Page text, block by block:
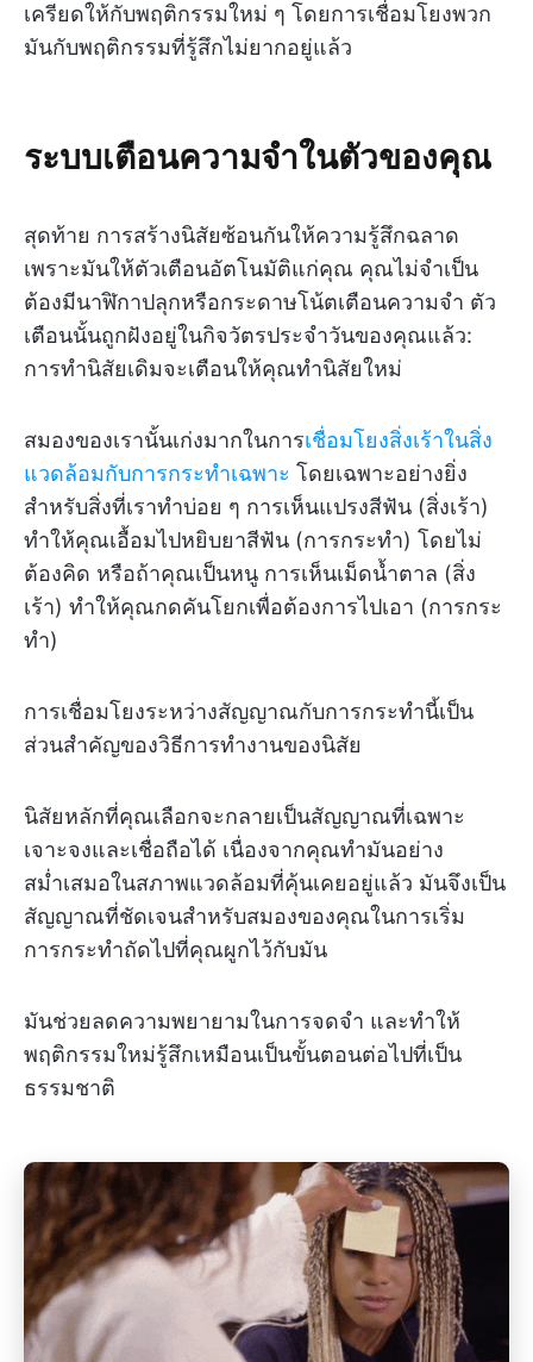
เครียดให้กับพฤติกรรมใหม่ ๆ โดยการเชื่อมโยงพวก
มันกับพฤติกรรมที่รู้สึกไม่ยากอยู่แล้ว
ระบบเตือนความจำในตัวของคุณ
สุดท้าย การสร้างนิสัยซ้อนกันให้ความรู้สึกฉลาด
เพราะมันให้ตัวเตือนอัตโนมัติแก่คุณ คุณไม่จำเป็น
ต้องมีนาฬิกาปลุกหรือกระดาษโน้ตเตือนความจำ ตัว
เตือนนั้นถูกฝังอยู่ในกิจวัตรประจำวันของคุณแล้ว:
การทำนิสัยเดิมจะเตือนให้คุณทำนิสัยใหม่
สมองของเรานั้นเก่งมากในการเชื่อมโยงสิ่งเร้าในสิ่ง
แวดล้อมกับการกระทำเฉพาะ โดยเฉพาะอย่างยิ่ง
สำหรับสิ่งที่เราทำบ่อย ๆ การเห็นแปรงสีฟัน (สิ่งเร้า)
ทำให้คุณเอื้อมไปหยิบยาสีฟัน (การกระทำ) โดยไม่
ต้องคิด หรือถ้าคุณเป็นหนู การเห็นเม็ดน้ำตาล (สิ่ง
เร้า) ทำให้คุณกดคันโยกเพื่อต้องการไปเอา (การกระ
ทำ)
การเชื่อมโยงระหว่างสัญญาณกับการกระทำนี้เป็น
ส่วนสำคัญของวิธีการทำงานของนิสัย
นิสัยหลักที่คุณเลือกจะกลายเป็นสัญญาณที่เฉพาะ
เจาะจงและเชื่อถือได้ เนื่องจากคุณทำมันอย่าง
สม่ำเสมอในสภาพแวดล้อมที่คุ้นเคยอยู่แล้ว มันจึงเป็น
สัญญาณที่ชัดเจนสำหรับสมองของคุณในการเริ่ม
การกระทำถัดไปที่คุณผูกไว้กับมัน
มันช่วยลดความพยายามในการจดจำ และทำให้
พฤติกรรมใหม่รู้สึกเหมือนเป็นขั้นตอนต่อไปที่เป็น
ธรรมชาติ